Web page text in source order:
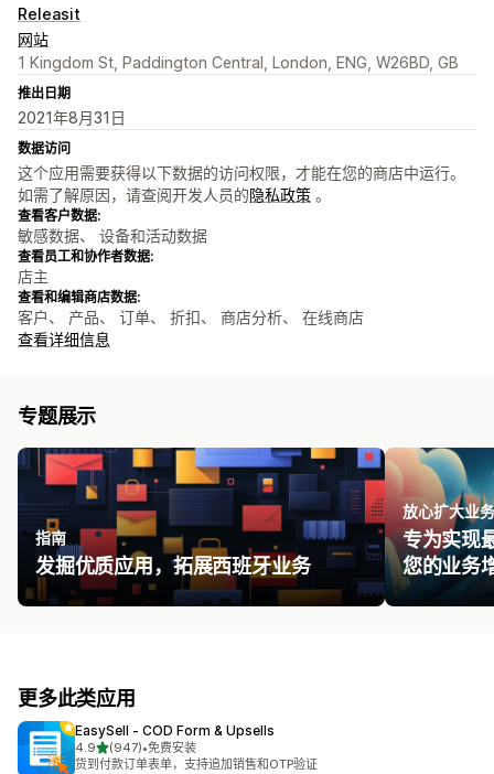
Releasit
网站
1 Kingdom St, Paddington Central, London, ENG, W26BD, GB
推出日期
2021年8月31日
数据访问
这个应用需要获得以下数据的访问权限，才能在您的商店中运行。
如需了解原因，请查阅开发人员的隐私政策 。
查看客户数据:
敏感数据、 设备和活动数据
查看员工和协作者数据:
店主
查看和编辑商店数据:
客户、 产品、 订单、 折扣、 商店分析、 在线商店
查看详细信息
专题展示
指南
发掘优质应用，拓展西班牙业务
放心扩大业
专为实现
您的业务
更多此类应用
EasySell ‑ COD Form & Upsells
4.9星（满分 5 星）
(947)
总共 947 条评论
•免费安装
货到付款订单表单，支持追加销售和OTP验证